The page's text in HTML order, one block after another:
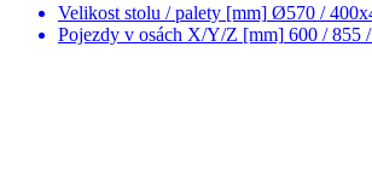
Velikost stolu / palety [mm] Ø570 /
Pojezdy v osách X/Y/Z [mm] 600 / 855